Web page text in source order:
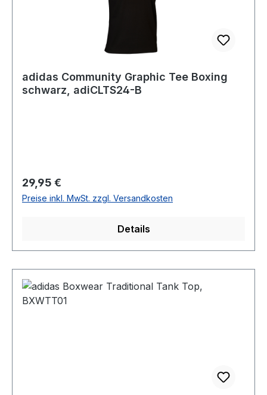
adidas Community Graphic Tee Boxing
schwarz, adiCLTS24-B
Regulärer Preis:
29,95 €
Preise inkl. MwSt. zzgl. Versandkosten
Details